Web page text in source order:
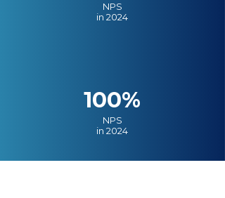
NPS
in 2024
100%
NPS
in 2024